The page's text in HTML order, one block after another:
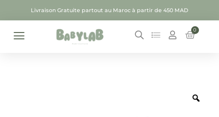
Livraison Gratuite partout au Maroc à partir de 450 MAD
0